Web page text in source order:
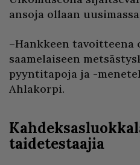
ansoja ollaan
–Hankkeen tavoitteena
saamelaiseen
pyyntitapoja ja -
Ahlakorpi.
taidetestaajia